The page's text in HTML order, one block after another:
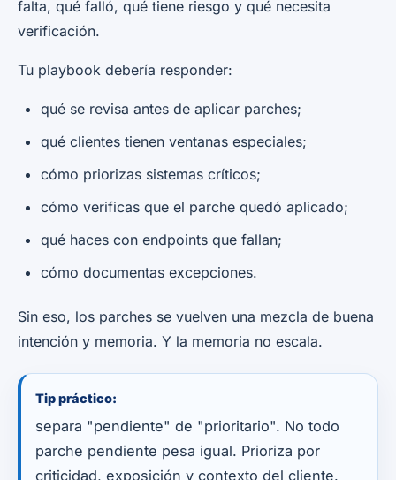
falta, qué falló, qué tiene riesgo y qué necesita
verificación.
Tu playbook debería responder:
qué se revisa antes de aplicar parches;
qué clientes tienen ventanas especiales;
cómo priorizas sistemas críticos;
cómo verificas que el parche quedó aplicado;
qué haces con endpoints que fallan;
cómo documentas excepciones.
Sin eso, los parches se vuelven una mezcla de buena
intención y memoria. Y la memoria no escala.
Tip práctico:
separa "pendiente" de "prioritario". No todo
parche pendiente pesa igual. Prioriza por
criticidad, exposición y contexto del cliente.